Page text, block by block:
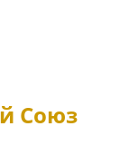
Союз